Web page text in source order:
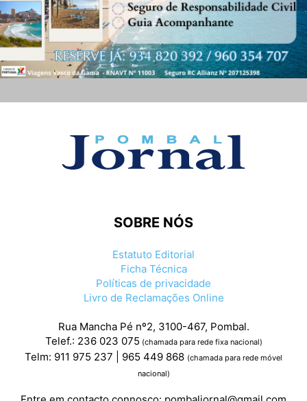
SOBRE NÓS
Estatuto Editorial
Ficha Técnica
Políticas de privacidade
Livro de Reclamações Online
Rua Mancha Pé nº2, 3100-467, Pombal.
Telef.: 236 023 075 (chamada para rede fixa nacional)
Telm: 911 975 237 | 965 449 868 (chamada para rede móvel
nacional)